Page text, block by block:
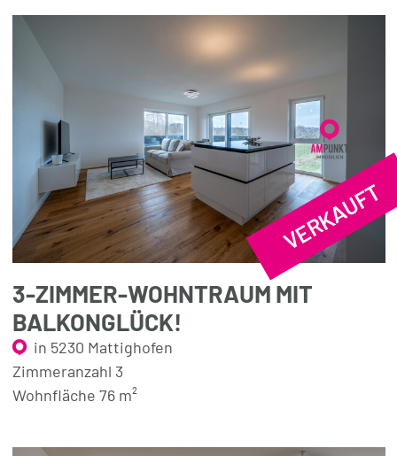
VERKAUFT
3-ZIMMER-WOHNTRAUM MIT
BALKONGLÜCK!
in 5230 Mattighofen
Zimmeranzahl 3
Wohnfläche 76 m²